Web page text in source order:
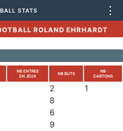
STATS ⋮
ROLAND EHRHARDT
NB ENTREE
EN JEUX
NB BUTS
NB
CARTONS
2
1
8
6
9